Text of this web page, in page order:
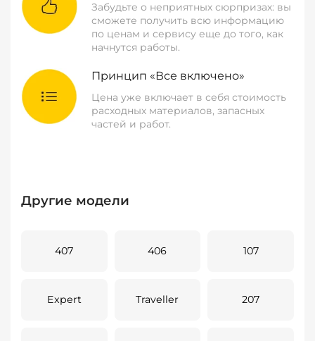
Забудьте о неприятных сюрпризах: вы
сможете получить всю информацию
по ценам и сервису еще до того, как
начнутся работы.
Принцип «Все включено»
Цена уже включает в себя стоимость
расходных материалов, запасных
частей и работ.
Другие модели
407 406 107
Expert Traveller 207